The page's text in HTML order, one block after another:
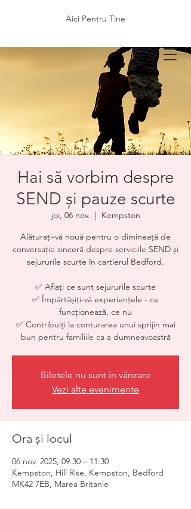
Aici Pentru Tine
Hai să vorbim despre
SEND și pauze scurte
joi, 06 nov.
  |
Kempston
Alăturați-vă nouă pentru o dimineață de
conversație sinceră despre serviciile SEND și
sejururile scurte în cartierul Bedford.
✅ Aflați ce sunt sejururile scurte
✅ Împărtășiți-vă experiențele - ce
funcționează, ce nu
✅ Contribuiți la conturarea unui sprijin mai
bun pentru familiile ca a dumneavoastră
Biletele nu sunt în vânzare
Vezi alte evenimente
Ora și locul
06 nov. 2025, 09:30 – 11:30
Kempston, Hill Rise, Kempston, Bedford
MK42 7EB, Marea Britanie